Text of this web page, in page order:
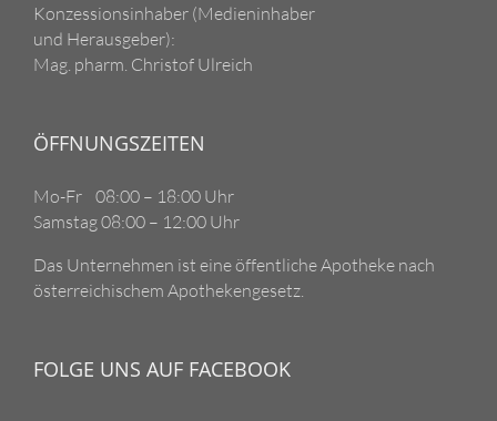
Konzessionsinhaber (Medieninhaber
und Herausgeber):
Mag. pharm. Christof Ulreich
ÖFFNUNGSZEITEN
Mo-Fr 08:00 – 18:00 Uhr
Samstag 08:00 – 12:00 Uhr
Das Unternehmen ist eine öffentliche Apotheke nach
österreichischem Apothekengesetz.
FOLGE UNS AUF FACEBOOK